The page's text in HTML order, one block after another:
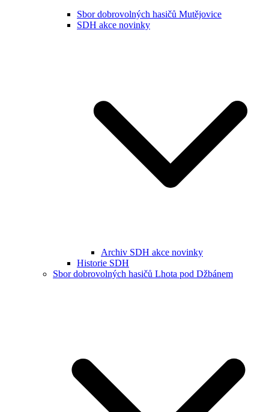
Sbor dobrovolných hasičů Mutějovice
SDH akce novinky
Archiv SDH akce novinky
Historie SDH
Sbor dobrovolných hasičů Lhota pod Džbánem